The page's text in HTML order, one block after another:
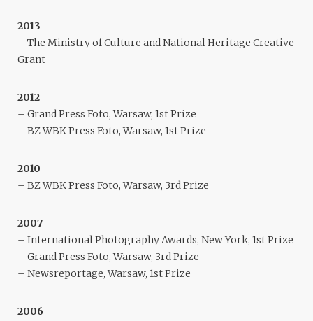
2013
– The Ministry of Culture and National Heritage Creative
Grant
2012
– Grand Press Foto, Warsaw, 1st Prize
– BZ WBK Press Foto, Warsaw, 1st Prize
2010
– BZ WBK Press Foto, Warsaw, 3rd Prize
2007
– International Photography Awards, New York, 1st Prize
– Grand Press Foto, Warsaw, 3rd Prize
– Newsreportage, Warsaw, 1st Prize
2006